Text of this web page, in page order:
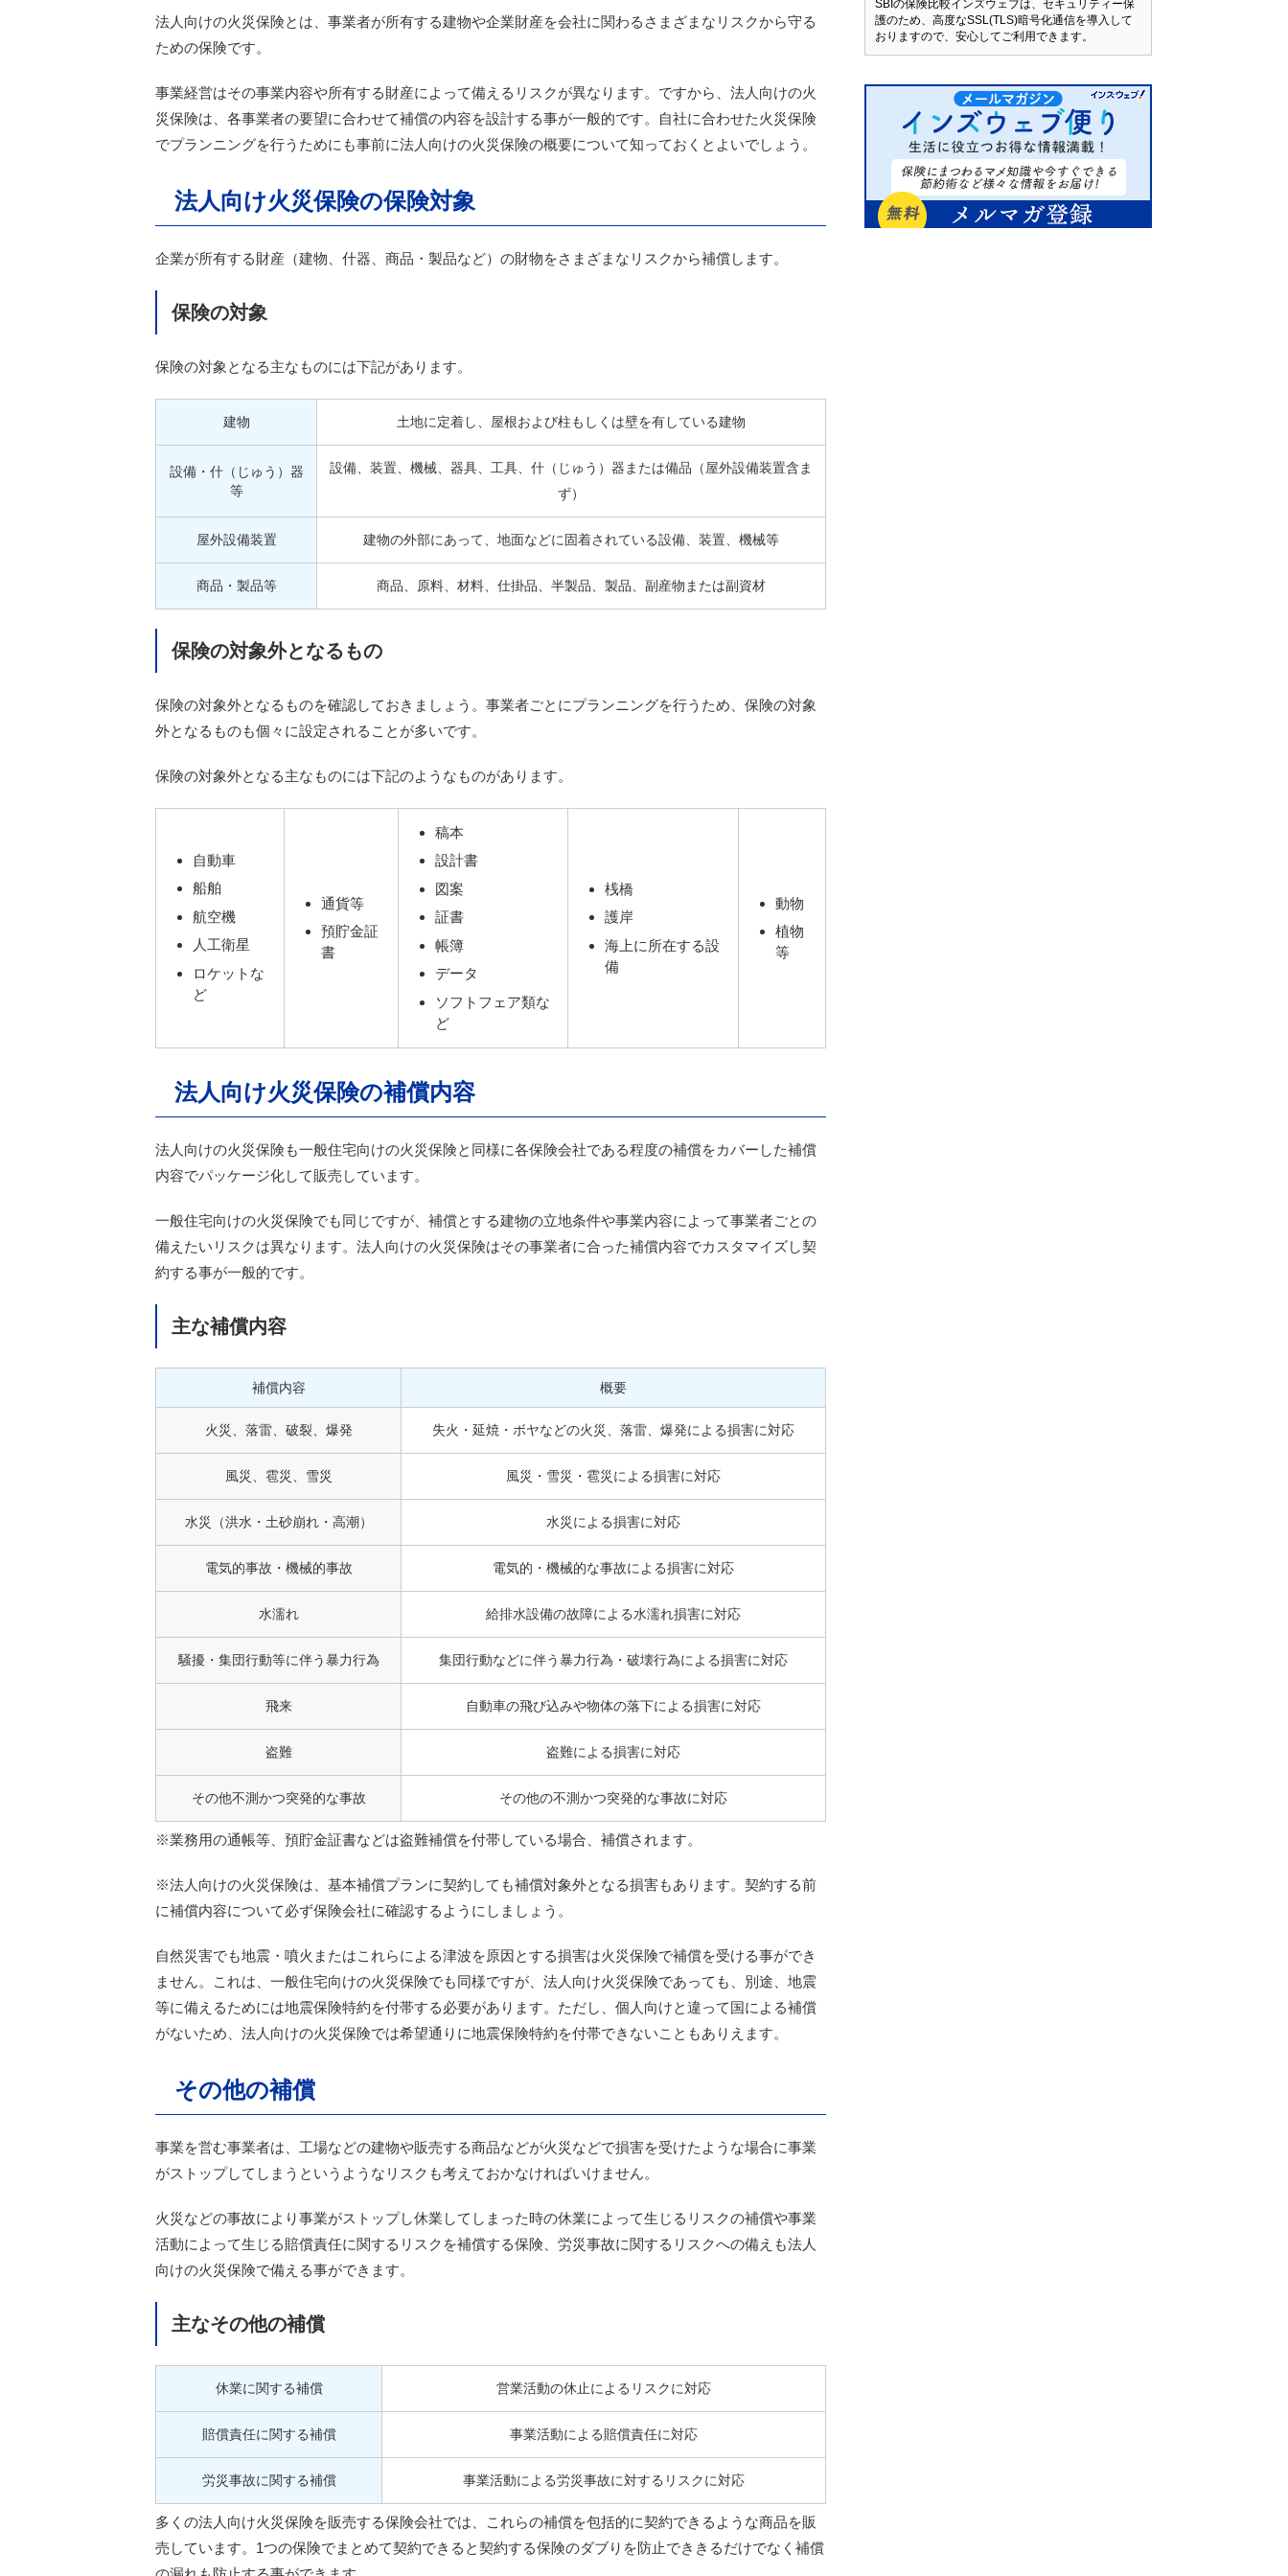
法人向けの火災保険とは、事業者が所有する建物や企業財産を会社に関わるさまざまなリスクから守る
ための保険です。
事業経営はその事業内容や所有する財産によって備えるリスクが異なります。ですから、法人向けの火
災保険は、各事業者の要望に合わせて補償の内容を設計する事が一般的です。自社に合わせた火災保険
でプランニングを行うためにも事前に法人向けの火災保険の概要について知っておくとよいでしょう。
法人向け火災保険の保険対象
企業が所有する財産（建物、什器、商品・製品など）の財物をさまざまなリスクから補償します。
保険の対象
保険の対象となる主なものには下記があります。
建物 土地に定着し、屋根および柱もしくは壁を有している建物
設備・什（じゅう）器
等
設備、装置、機械、器具、工具、什（じゅう）器または備品（屋外設備装置含ま
ず）
屋外設備装置 建物の外部にあって、地面などに固着されている設備、装置、機械等
商品・製品等 商品、原料、材料、仕掛品、半製品、製品、副産物または副資材
保険の対象外となるもの
保険の対象外となるものを確認しておきましょう。事業者ごとにプランニングを行うため、保険の対象
外となるものも個々に設定されることが多いです。
保険の対象外となる主なものには下記のようなものがあります。
自動車
船舶
航空機
人工衛星
ロケットな
ど
通貨等
預貯金証
書
稿本
設計書
図案
証書
帳簿
データ
ソフトフェア類な
ど
桟橋
護岸
海上に所在する設
備
動物
植物
等
法人向け火災保険の補償内容
法人向けの火災保険も一般住宅向けの火災保険と同様に各保険会社である程度の補償をカバーした補償
内容でパッケージ化して販売しています。
一般住宅向けの火災保険でも同じですが、補償とする建物の立地条件や事業内容によって事業者ごとの
備えたいリスクは異なります。法人向けの火災保険はその事業者に合った補償内容でカスタマイズし契
約する事が一般的です。
主な補償内容
補償内容 概要
火災、落雷、破裂、爆発 失火・延焼・ボヤなどの火災、落雷、爆発による損害に対応
風災、雹災、雪災 風災・雪災・雹災による損害に対応
水災（洪水・土砂崩れ・高潮） 水災による損害に対応
電気的事故・機械的事故 電気的・機械的な事故による損害に対応
水濡れ 給排水設備の故障による水濡れ損害に対応
騒擾・集団行動等に伴う暴力行為 集団行動などに伴う暴力行為・破壊行為による損害に対応
飛来 自動車の飛び込みや物体の落下による損害に対応
盗難 盗難による損害に対応
その他不測かつ突発的な事故 その他の不測かつ突発的な事故に対応
※業務用の通帳等、預貯金証書などは盗難補償を付帯している場合、補償されます。
※法人向けの火災保険は、基本補償プランに契約しても補償対象外となる損害もあります。契約する前
に補償内容について必ず保険会社に確認するようにしましょう。
自然災害でも地震・噴火またはこれらによる津波を原因とする損害は火災保険で補償を受ける事ができ
ません。これは、一般住宅向けの火災保険でも同様ですが、法人向け火災保険であっても、別途、地震
等に備えるためには地震保険特約を付帯する必要があります。ただし、個人向けと違って国による補償
がないため、法人向けの火災保険では希望通りに地震保険特約を付帯できないこともありえます。
その他の補償
事業を営む事業者は、工場などの建物や販売する商品などが火災などで損害を受けたような場合に事業
がストップしてしまうというようなリスクも考えておかなければいけません。
火災などの事故により事業がストップし休業してしまった時の休業によって生じるリスクの補償や事業
活動によって生じる賠償責任に関するリスクを補償する保険、労災事故に関するリスクへの備えも法人
向けの火災保険で備える事ができます。
主なその他の補償
休業に関する補償 営業活動の休止によるリスクに対応
賠償責任に関する補償 事業活動による賠償責任に対応
労災事故に関する補償 事業活動による労災事故に対するリスクに対応
多くの法人向け火災保険を販売する保険会社では、これらの補償を包括的に契約できるような商品を販
売しています。1つの保険でまとめて契約できると契約する保険のダブりを防止でききるだけでなく補償
SBIの保険比較インズウェブは、セキュリティー保
護のため、高度なSSL(TLS)暗号化通信を導入して
おりますので、安心してご利用できます。